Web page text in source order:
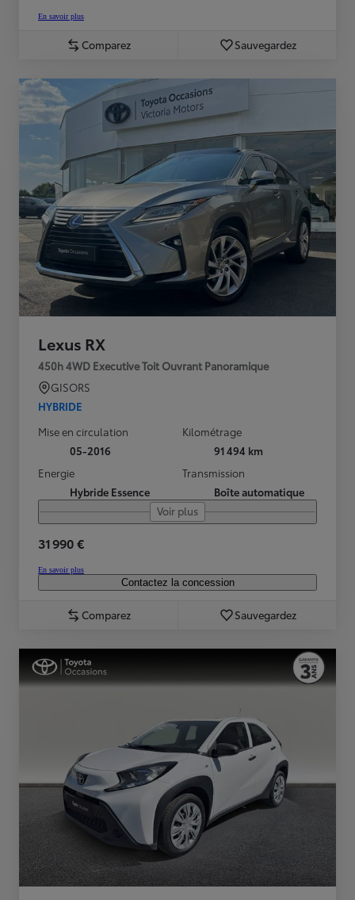
En savoir plus
Comparez Sauvegardez
Lexus RX
450h 4WD Executive Toit Ouvrant Panoramique
GISORS
HYBRIDE
Mise en circulation
05-2016
Kilométrage
91 494 km
Energie
Hybride Essence
Transmission
Boîte automatique
Voir plus
31 990 €
En savoir plus
Contactez la concession
Comparez Sauvegardez